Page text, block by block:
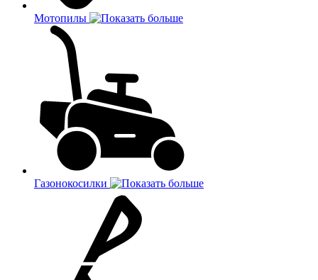
Мотопилы
Газонокосилки